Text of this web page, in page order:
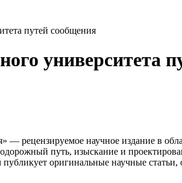
путей сообщения
университета
— рецензируемое научное издание в
путь, изыскание и
оригинальные научные статьи,